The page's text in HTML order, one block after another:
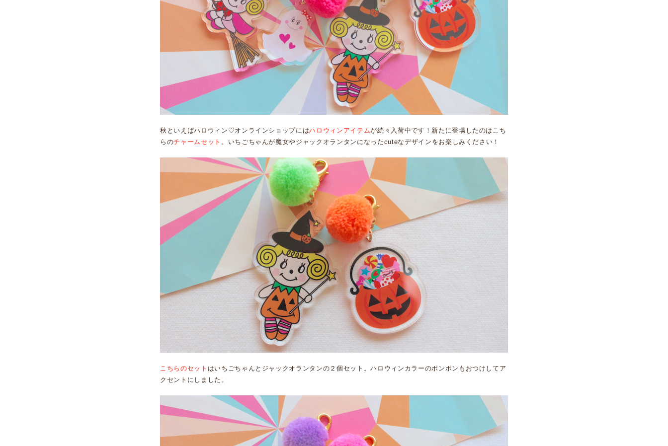
秋といえばハロウィン♡オンラインショップにはハロウィンアイテムが続々入荷中です！新たに登場したのはこち
らのチャームセット 。いちごちゃんが魔女やジャックオランタンになったcuteなデザインをお楽しみください！
こちらのセット はいちごちゃんとジャックオランタンの２個セット。ハロウィンカラーのポンポンもおつけしてア
クセントにしました。